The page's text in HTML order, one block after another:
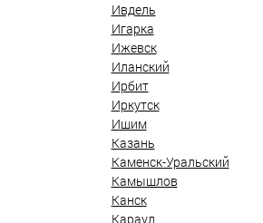
Ивдель
Игарка
Ижевск
Иланский
Ирбит
Иркутск
Ишим
Казань
Каменск-Уральский
Камышлов
Канск
Караул